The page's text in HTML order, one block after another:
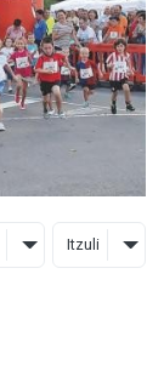
Itzuli